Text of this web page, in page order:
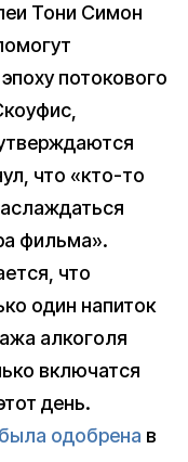
Тони Симон
потокового
что «кто-то
фильма».
что
один напиток
алкоголя
включатся
день.
была одобрена в